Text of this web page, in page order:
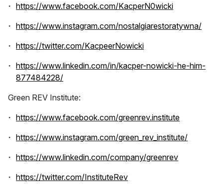
https://www.facebook.com/KacperN0wickiotwiera się w
https://www.instagram.com/nostalgiarestoratywna/
https://twitter.com/KacpeerNowickiotwiera się w nowej
https://www.linkedin.com/in/kacper-nowicki-he-him-
877484228/otwiera się w nowej karcie
Green REV Institute:
https://www.facebook.com/greenrev.instituteotwiera się
https://www.instagram.com/green_rev_institute/otwiera
https://www.linkedin.com/company/greenrevotwiera się
https://twitter.com/InstituteRevotwiera się w nowej karcie